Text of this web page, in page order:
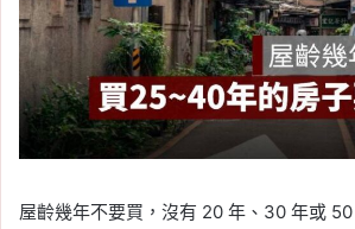
屋齡幾年不要買，沒有 20 年、30 年或